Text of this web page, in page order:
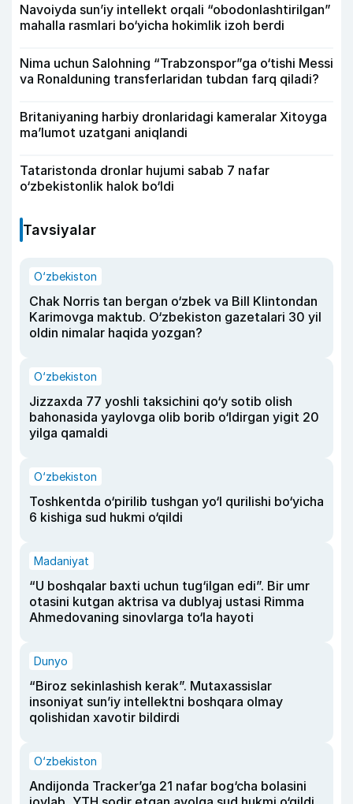
Navoiyda sun’iy intellekt orqali “obodonlashtirilgan”
mahalla rasmlari bo‘yicha hokimlik izoh berdi
Nima uchun Salohning “Trabzonspor”ga o‘tishi Messi
va Ronalduning transferlaridan tubdan farq qiladi?
Britaniyaning harbiy dronlaridagi kameralar Xitoyga
ma’lumot uzatgani aniqlandi
Tataristonda dronlar hujumi sabab 7 nafar
o‘zbekistonlik halok bo‘ldi
Tavsiyalar
O‘zbekiston
Chak Norris tan bergan o‘zbek va Bill Klintondan
Karimovga maktub. O‘zbekiston gazetalari 30 yil
oldin nimalar haqida yozgan?
O‘zbekiston
Jizzaxda 77 yoshli taksichini qo‘y sotib olish
bahonasida yaylovga olib borib o‘ldirgan yigit 20
yilga qamaldi
O‘zbekiston
Toshkentda o‘pirilib tushgan yo‘l qurilishi bo‘yicha
6 kishiga sud hukmi o‘qildi
Madaniyat
“U boshqalar baxti uchun tug‘ilgan edi”. Bir umr
otasini kutgan aktrisa va dublyaj ustasi Rimma
Ahmedovaning sinovlarga to‘la hayoti
Dunyo
“Biroz sekinlashish kerak”. Mutaxassislar
insoniyat sun’iy intellektni boshqara olmay
qolishidan xavotir bildirdi
O‘zbekiston
Andijonda Tracker’ga 21 nafar bog‘cha bolasini